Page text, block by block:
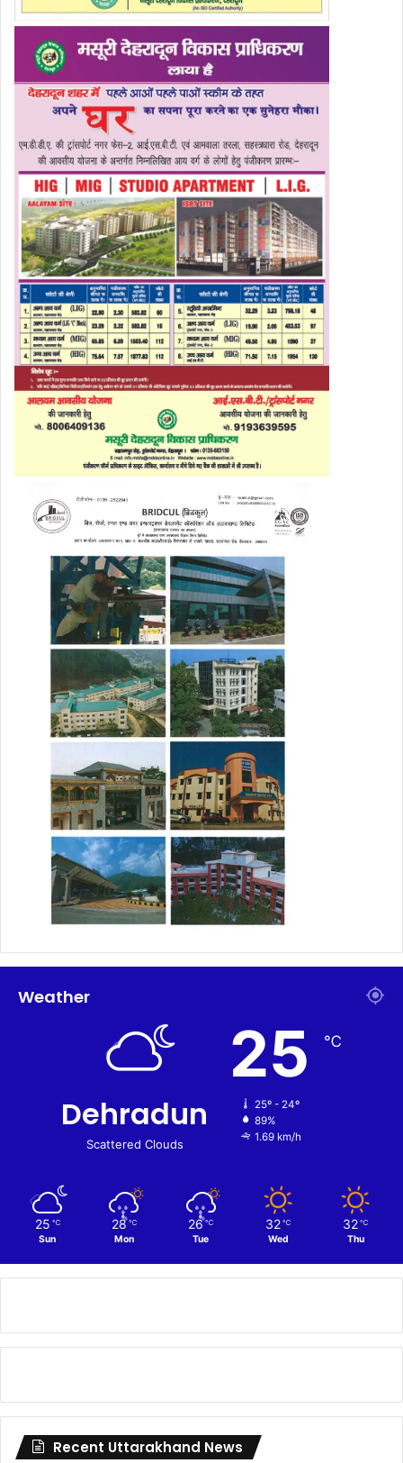
Weather
Dehradun
Scattered Clouds
25 ℃
25º - 24º
89%
1.69 km/h
25 ℃
Sun
28 ℃
Mon
26 ℃
Tue
32 ℃
Wed
32 ℃
Thu
Recent Uttarakhand News